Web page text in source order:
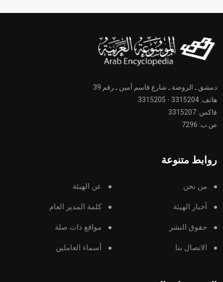
دمشق ـ الروضة ـ شارع قاسم أمين ـ رقم 39
هاتف: 3315204 - 3315205
فاكس: 3315207
ص.ب: 7296
روابط متنوعة
من نحن عن الهيئة
أخبار الهيئة كلمة المدير العام
حقوق النشر مواقع ذات صلة
الاتصال بنا أسماء العاملين